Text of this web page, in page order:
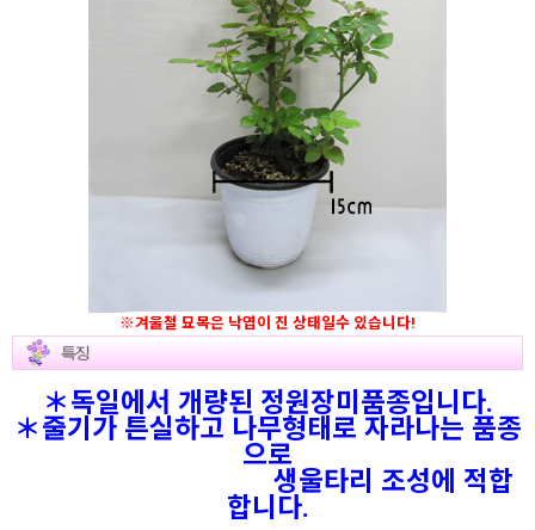
※겨울철 묘목은 낙엽이 진 상태일수 있습니다!
＊독일에서 개량된 정원장미품종입니다.
＊줄기가 튼실하고 나무형태로 자라나는 품종
으로
생울타리 조성에 적합
합니다.